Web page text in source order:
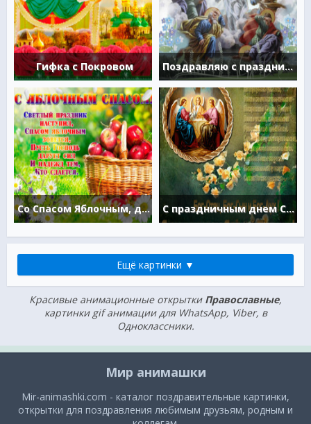
Гифка с Покровом Поздравляю с праздником Преображения Господнего
Со Спасом Яблочным, друзья С праздничным днем Святой Троицы
Ещё картинки ▼
Красивые анимационные открытки Православные,
картинки gif анимации для WhatsApp, Viber, в
Одноклассники.
Мир анимашки
Mir-animashki.com - каталог поздравительные картинки,
открытки для поздравления любимым друзьям, родным и